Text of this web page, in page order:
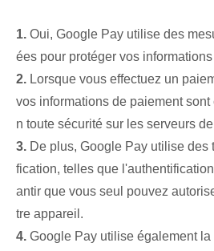
1. Oui, Google Pay utilise des
ées pour protéger vos
2. Lorsque vous effectuez un
vos informations de paiement
n toute sécurité sur les serveurs
3. De plus, Google Pay utilise des
fication, telles que
antir que vous seul pouvez
tre appareil.
4. Google Pay utilise également la